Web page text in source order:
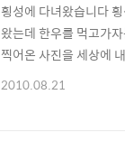
횡성에 다녀왔습니다
왔는데 한우를 먹고가
찍어온 사진을 세상에
에도 한우 고기음식점
2010.08.21